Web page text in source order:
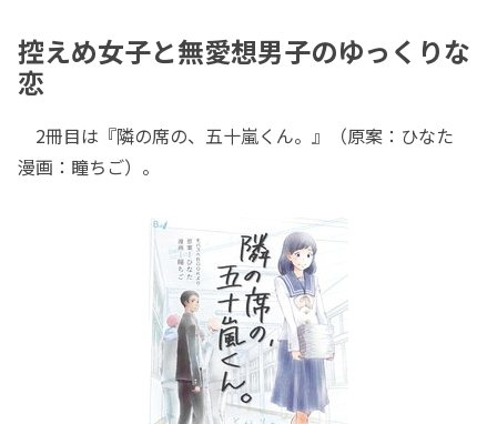
控えめ女子と無愛想男子のゆっくりな
恋
2冊目は『隣の席の、五十嵐くん。』（原案：ひなた
漫画：瞳ちご）。